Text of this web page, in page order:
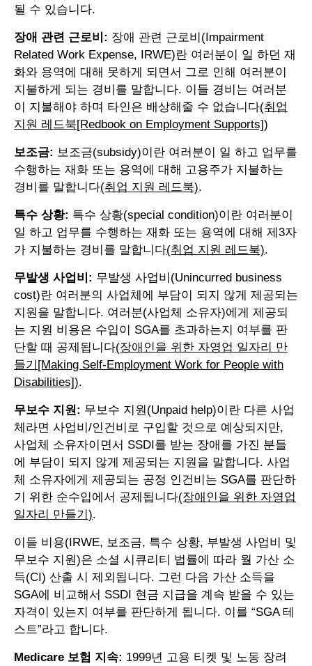
될 수 있습니다.
장애 관련 근로비: 장애 관련 근로비(Impairment
Related Work Expense, IRWE)란 여러분이 일 하던 재
화와 용역에 대해 못하게 되면서 그로 인해 여러분이
지불하게 되는 경비를 말합니다. 이들 경비는 여러분
이 지불해야 하며 타인은 배상해줄 수 없습니다(취업
지원 레드북[Redbook on Employment Supports])
보조금: 보조금(subsidy)이란 여러분이 일 하고 업무를
수행하는 재화 또는 용역에 대해 고용주가 지불하는
경비를 말합니다(취업 지원 레드북).
특수 상황: 특수 상황(special condition)이란 여러분이
일 하고 업무를 수행하는 재화 또는 용역에 대해 제3자
가 지불하는 경비를 말합니다(취업 지원 레드북).
무발생 사업비: 무발생 사업비(Unincurred business
cost)란 여러분의 사업체에 부담이 되지 않게 제공되는
지원을 말합니다. 여러분(사업체 소유자)에게 제공되
는 지원 비용은 수입이 SGA를 초과하는지 여부를 판
단할 때 공제됩니다(장애인을 위한 자영업 일자리 만
들기[Making Self-Employment Work for People with
Disabilities]).
무보수 지원: 무보수 지원(Unpaid help)이란 다른 사업
체라면 사업비/인건비로 구입할 것으로 예상되지만,
사업체 소유자이면서 SSDI를 받는 장애를 가진 분들
에 부담이 되지 않게 제공되는 지원을 말합니다. 사업
체 소유자에게 제공되는 공정 인건비는 SGA를 판단하
기 위한 순수입에서 공제됩니다(장애인을 위한 자영업
일자리 만들기).
이들 비용(IRWE, 보조금, 특수 상황, 부발생 사업비 및
무보수 지원)은 소셜 시큐리티 법률에 따라 월 가산 소
득(CI) 산출 시 제외됩니다. 그런 다음 가산 소득을
SGA에 비교해서 SSDI 현금 지급을 계속 받을 수 있는
자격이 있는지 여부를 판단하게 됩니다. 이를 “SGA 테
스트”라고 합니다.
Medicare 보험 지속: 1999년 고용 티켓 및 노동 장려